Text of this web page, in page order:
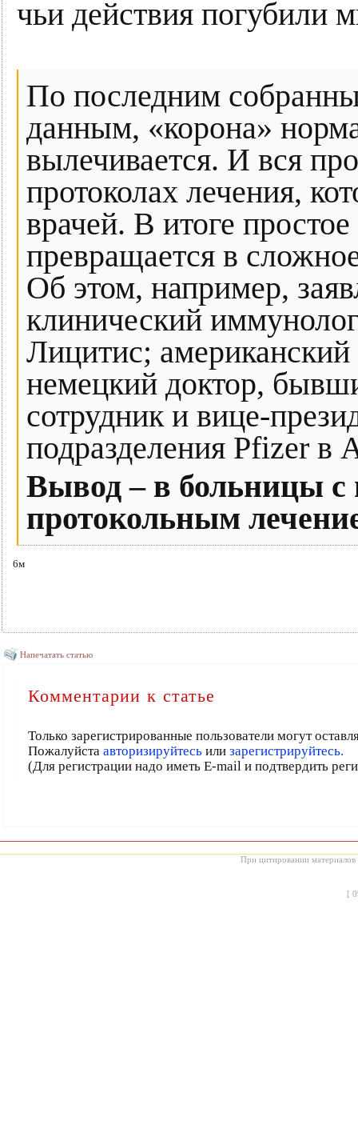
чьи действия погубили
По последним
данным, «корона»
вылечивается. И вся
протоколах лечения,
врачей. В итоге
превращается в
Об этом, например,
клинический
Лицитис;
немецкий доктор,
сотрудник и вице-
подразделения Pfizer в
Вывод – в больницы с
протокольным
6м
Напечатать статью
Комментарии к статье
Только зарегистрированные пользователи могут
Пожалуйста авторизируйтесьили зарегистрируйтесь.
(Для регистрации надо иметь E-mail и подтвердить
При цитировании материалов
[